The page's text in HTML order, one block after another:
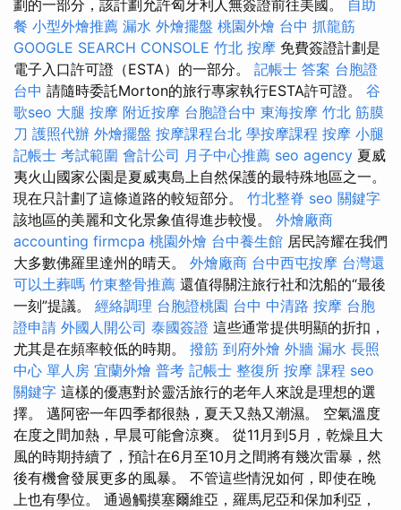
劃的一部分，該計劃允許匈牙利人無簽證前往美國。 自助
餐 小型外燴推薦 漏水 外燴擺盤 桃園外燴 台中 抓龍筋
GOOGLE SEARCH CONSOLE 竹北 按摩 免費簽證計劃是
電子入口許可證（ESTA）的一部分。 記帳士 答案 台胞證
台中 請隨時委託Morton的旅行專家執行ESTA許可證。 谷
歌seo 大腿 按摩 附近按摩 台胞證台中 東海按摩 竹北 筋膜
刀 護照代辦 外燴擺盤 按摩課程台北 學按摩課程 按摩 小腿
記帳士 考試範圍 會計公司 月子中心推薦 seo agency 夏威
夷火山國家公園是夏威夷島上自然保護的最特殊地區之一。
現在只計劃了這條道路的較短部分。 竹北整脊 seo 關鍵字
該地區的美麗和文化景象值得進步較慢。 外燴廠商
accounting firmcpa 桃園外燴 台中養生館 居民誇耀在我們
大多數佛羅里達州的晴天。 外燴廠商 台中西屯按摩 台灣還
可以土葬嗎 竹東整骨推薦 還值得關注旅行社和沈船的“最後
一刻”提議。 經絡調理 台胞證桃園 台中 中清路 按摩 台胞
證申請 外國人開公司 泰國簽證 這些通常提供明顯的折扣，
尤其是在頻率較低的時期。 撥筋 到府外燴 外牆 漏水 長照
中心 單人房 宜蘭外燴 普考 記帳士 整復所 按摩 課程 seo
關鍵字 這樣的優惠對於靈活旅行的老年人來說是理想的選
擇。 邁阿密一年四季都很熱，夏天又熱又潮濕。 空氣溫度
在度之間加熱，早晨可能會涼爽。 從11月到5月，乾燥且大
風的時期持續了，預計在6月至10月之間將有幾次雷暴，然
後有機會發展更多的風暴。 不管這些情況如何，即使在晚
上也有學位。 通過觸摸塞爾維亞，羅馬尼亞和保加利亞，